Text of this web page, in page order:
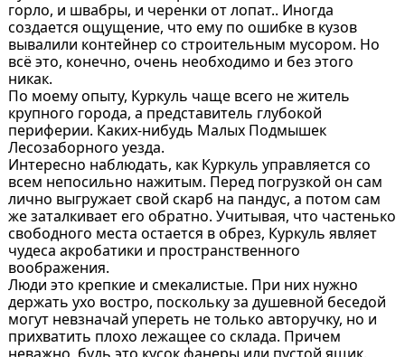
горло, и швабры, и черенки от лопат.. Иногда
создается ощущение, что ему по ошибке в кузов
вывалили контейнер со строительным мусором. Но
всё это, конечно, очень необходимо и без этого
никак.
По моему опыту, Куркуль чаще всего не житель
крупного города, а представитель глубокой
периферии. Каких-нибудь Малых Подмышек
Лесозаборного уезда.
Интересно наблюдать, как Куркуль управляется со
всем непосильно нажитым. Перед погрузкой он сам
лично выгружает свой скарб на пандус, а потом сам
же заталкивает его обратно. Учитывая, что частенько
свободного места остается в обрез, Куркуль являет
чудеса акробатики и пространственного
воображения.
Люди это крепкие и смекалистые. При них нужно
держать ухо востро, поскольку за душевной беседой
могут невзначай упереть не только авторучку, но и
прихватить плохо лежащее со склада. Причем
неважно, будь это кусок фанеры или пустой ящик.